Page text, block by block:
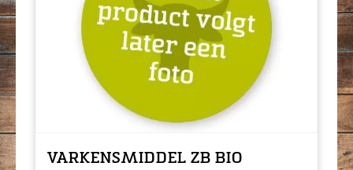
VARKENSMIDDEL ZB BIO